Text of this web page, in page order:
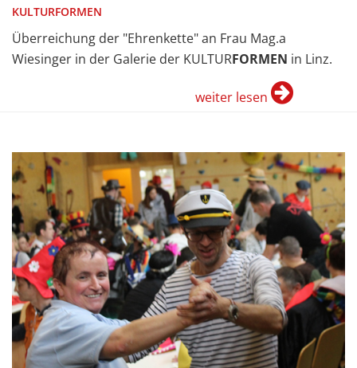
KULTURFORMEN
Überreichung der "Ehrenkette" an Frau Mag.a
Wiesinger in der Galerie der KULTURFORMEN in Linz.
weiter lesen